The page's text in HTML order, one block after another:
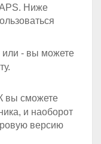
Ниже
- вы можете
сможете
и наоборот
версию